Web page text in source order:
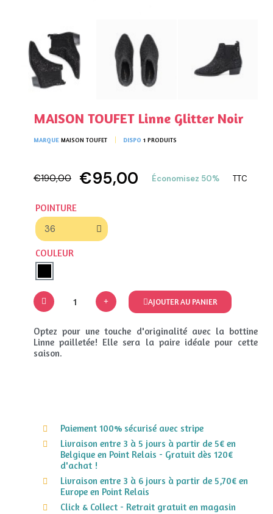
MAISON TOUFET Linne Glitter Noir
MARQUE MAISON TOUFET DISPO 1 PRODUITS
€190,00 €95,00 Économisez 50% TTC
POINTURE
COULEUR
AJOUTER AU PANIER
Optez pour une touche d'originalité avec la bottine
Linne pailletée! Elle sera la paire idéale pour cette
saison.
Paiement 100% sécurisé avec stripe
Livraison entre 3 à 5 jours à partir de 5€ en
Belgique en Point Relais - Gratuit dès 120€
d'achat !
Livraison entre 3 à 6 jours à partir de 5,70€ en
Europe en Point Relais
Click & Collect - Retrait gratuit en magasin